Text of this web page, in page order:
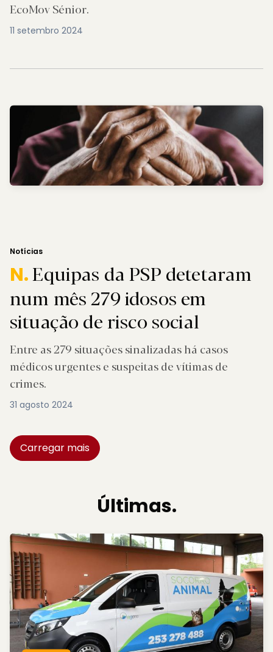
EcoMov Sénior.
11 setembro 2024
Notícias
N.Equipas da PSP detetaram
num mês 279 idosos em
situação de risco social
Entre as 279 situações sinalizadas há casos
médicos urgentes e suspeitas de vítimas de
crimes.
31 agosto 2024
Carregar mais
Últimas.